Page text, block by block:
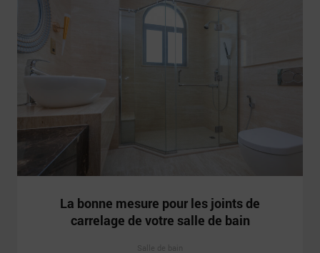
La bonne mesure pour les joints de
carrelage de votre salle de bain